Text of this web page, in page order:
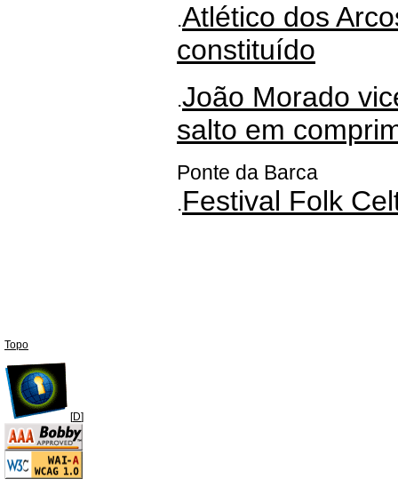
.Atlético dos
constituído
.João Morado
salto em
Ponte da Barca
.Festival Folk
Topo
[D]